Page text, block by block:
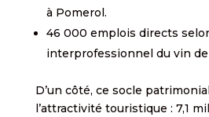
à Pomerol.
46 000 emplois directs
interprofessionnel du vin de
D’un côté, ce socle
l’attractivité touristique : 7,1